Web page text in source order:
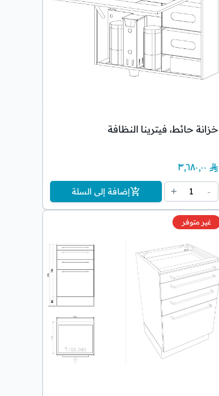
خزانة حائط، فيترينا النظافة
٣٬٦٨٠٫٠٠
-
1
+ إضافة إلى السلة
غير متوفر